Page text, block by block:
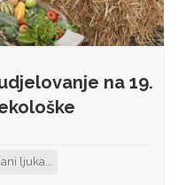
na 19.
ljuka...